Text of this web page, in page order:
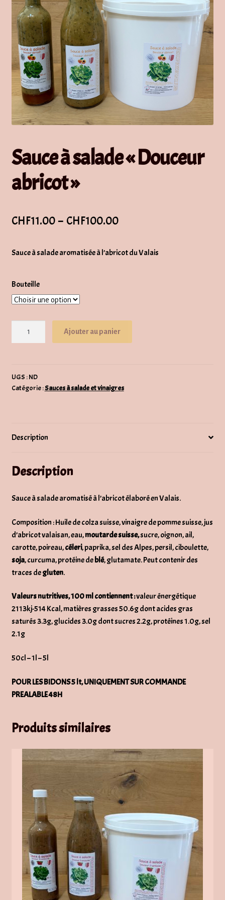
Sauce à salade « Douceur
abricot »
CHF11.00– CHF100.00Plage
prix :
Sauce à salade aromatisée à l’abricot du Valais
Bouteille
salade
"Douceur
Ajouter au panier
UGS :ND
Catégorie :Sauces à salade et vinaigres
Description
Description
Sauce à salade aromatisé à l’abricot élaboré en Valais.
Composition : Huile de colza suisse, vinaigre de pomme suisse, jus
d’abricot valaisan, eau,moutarde suisse,sucre, oignon, ail,
carotte, poireau,céleri, paprika, sel des Alpes, persil, ciboulette,
soja, curcuma, protéine deblé, glutamate. Peut contenir des
traces degluten.
Valeurs nutritives, 100 ml contiennent :valeur énergétique
2113kj-514 Kcal, matières grasses 50.6g dont acides gras
saturés 3.3g, glucides 3.0g dont sucres 2.2g, protéines 1.0g, sel
2.1g
50cl – 1l – 5l
POUR LES BIDONS 5 lt, UNIQUEMENT SUR COMMANDE
PREALABLE 48H
Produits similaires